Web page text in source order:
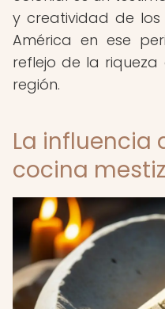
y creatividad de
América en ese
reflejo de la
región.
La influencia
cocina